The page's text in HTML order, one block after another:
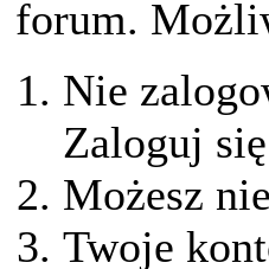
forum.
Nie
Zaloguj
Możesz
Twoje